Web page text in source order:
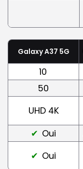
Galaxy A37 5G
10
50
UHD 4K
Oui
Oui